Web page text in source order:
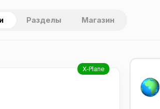
Разделы Магазин